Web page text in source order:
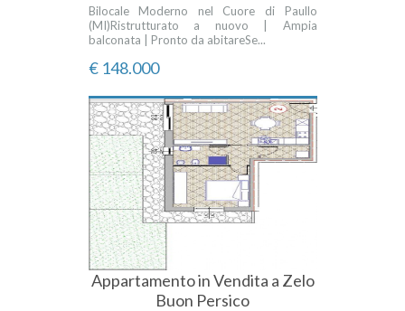
Bilocale Moderno nel Cuore di Paullo
(MI)Ristrutturato a nuovo | Ampia
balconata | Pronto da abitareSe...
€ 148.000
Appartamento in Vendita a Zelo
Buon Persico